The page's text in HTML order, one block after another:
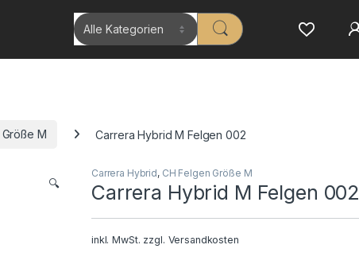
M Carrera Hybrid M Felgen 002
🔍
Carrera Hybrid, CH Felgen Größe M
Carrera Hybrid M Felgen 002
inkl. MwSt. zzgl. Versandkosten